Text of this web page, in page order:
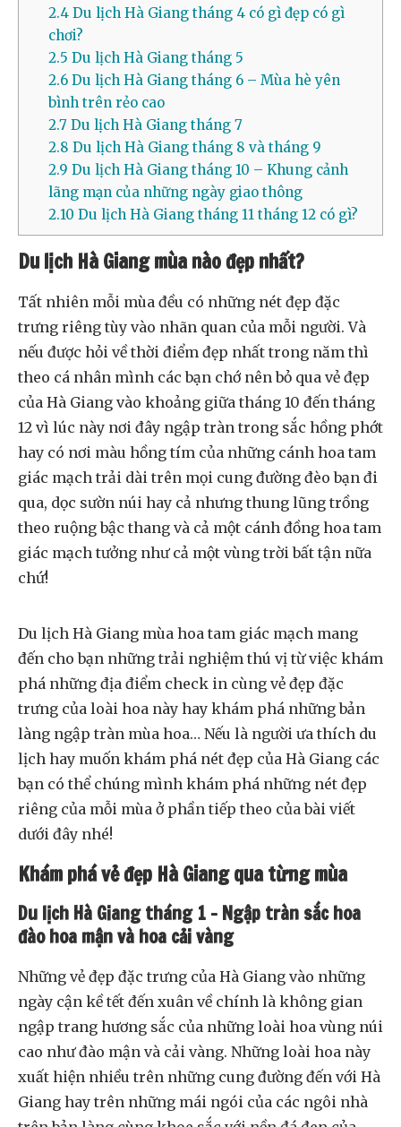
2.4Du lịch Hà Giang tháng 4 có gì đẹp có gì
chơi?
2.5 Du lịch Hà Giang tháng 5
2.6Du lịch Hà Giang tháng 6 – Mùa hè yên
bình trên rẻo cao
2.7Du lịch Hà Giang tháng 7
2.8 Du lịch Hà Giang tháng 8 và tháng 9
2.9 Du lịch Hà Giang tháng 10 – Khung cảnh
lãng mạn của những ngày giao thông
2.10 Du lịch Hà Giang tháng 11 tháng 12 có gì?
Du lịch Hà Giang mùa nào đẹp nhất?
Tất nhiên mỗi mùa đều có những nét đẹp đặc
trưng riêng tùy vào nhãn quan của mỗi người. Và
nếu được hỏi về thời điểm đẹp nhất trong năm thì
theo cá nhân mình các bạn chớ nên bỏ qua vẻ đẹp
của Hà Giang vào khoảng giữa tháng 10 đến tháng
12 vì lúc này nơi đây ngập tràn trong sắc hồng phớt
hay có nơi màu hồng tím của những cánh hoa tam
giác mạch trải dài trên mọi cung đường đèo bạn đi
qua, dọc sườn núi hay cả nhưng thung lũng trồng
theo ruộng bậc thang và cả một cánh đồng hoa tam
giác mạch tưởng như cả một vùng trời bất tận nữa
chứ!
Du lịch Hà Giang mùa hoa tam giác mạch mang
đến cho bạn những trải nghiệm thú vị từ việc khám
phá những địa điểm check in cùng vẻ đẹp đặc
trưng của loài hoa này hay khám phá những bản
làng ngập tràn mùa hoa… Nếu là người ưa thích du
lịch hay muốn khám phá nét đẹp của Hà Giang các
bạn có thể chúng mình khám phá những nét đẹp
riêng của mỗi mùa ở phần tiếp theo của bài viết
dưới đây nhé!
Khám phá vẻ đẹp Hà Giang qua từng mùa
Du lịch Hà Giang tháng 1 – Ngập tràn sắc hoa
đào hoa mận và hoa cải vàng
Những vẻ đẹp đặc trưng của Hà Giang vào những
ngày cận kề tết đến xuân về chính là không gian
ngập trang hương sắc của những loài hoa vùng núi
cao như đào mận và cải vàng. Những loài hoa này
xuất hiện nhiều trên những cung đường đến với Hà
Giang hay trên những mái ngói của các ngôi nhà